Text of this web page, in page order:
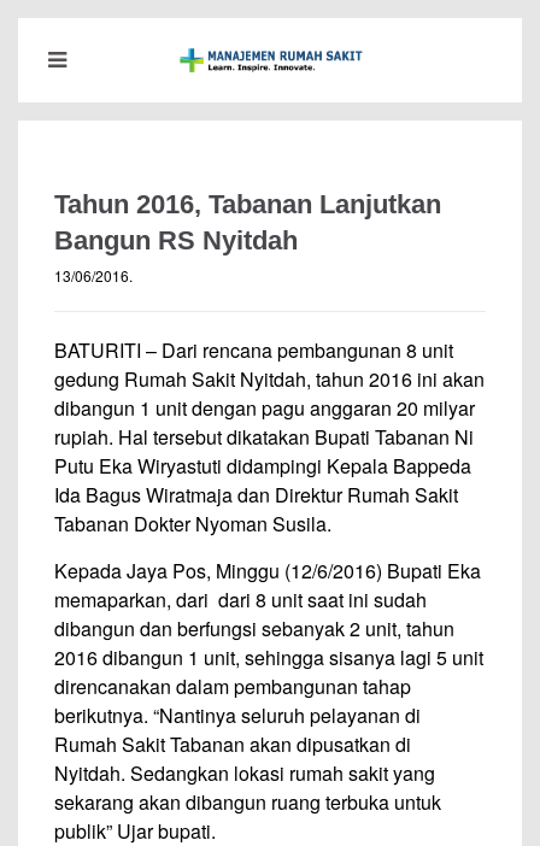
Tahun 2016, Tabanan Lanjutkan
Bangun RS Nyitdah
13/06/2016.
BATURITI – Dari rencana pembangunan 8 unit
gedung Rumah Sakit Nyitdah, tahun 2016 ini akan
dibangun 1 unit dengan pagu anggaran 20 milyar
rupiah. Hal tersebut dikatakan Bupati Tabanan Ni
Putu Eka Wiryastuti didampingi Kepala Bappeda
Ida Bagus Wiratmaja dan Direktur Rumah Sakit
Tabanan Dokter Nyoman Susila.
Kepada Jaya Pos, Minggu (12/6/2016) Bupati Eka
memaparkan, dari dari 8 unit saat ini sudah
dibangun dan berfungsi sebanyak 2 unit, tahun
2016 dibangun 1 unit, sehingga sisanya lagi 5 unit
direncanakan dalam pembangunan tahap
berikutnya. “Nantinya seluruh pelayanan di
Rumah Sakit Tabanan akan dipusatkan di
Nyitdah. Sedangkan lokasi rumah sakit yang
sekarang akan dibangun ruang terbuka untuk
publik” Ujar bupati.